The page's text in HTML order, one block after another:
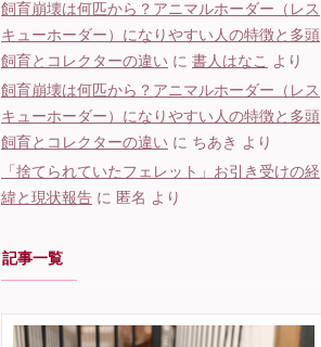
飼育崩壊は何匹から？アニマルホーダー（レス
キューホーダー）になりやすい人の特徴と多頭
飼育とコレクターの違い に 書人はなこ より
飼育崩壊は何匹から？アニマルホーダー（レス
キューホーダー）になりやすい人の特徴と多頭
飼育とコレクターの違い に ちあき より
「捨てられていたフェレット」お引き受けの経
緯と現状報告 に 匿名 より
記事一覧